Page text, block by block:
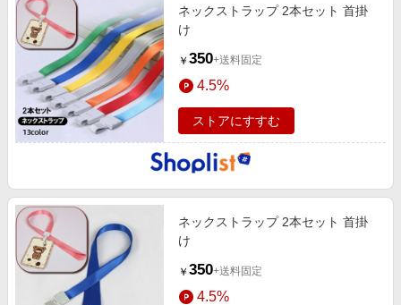
ネックストラップ 2本セット 首掛
け
￥ 350+送料固定
4.5%
ストアにすすむ
ネックストラップ 2本セット 首掛
け
￥ 350+送料固定
4.5%